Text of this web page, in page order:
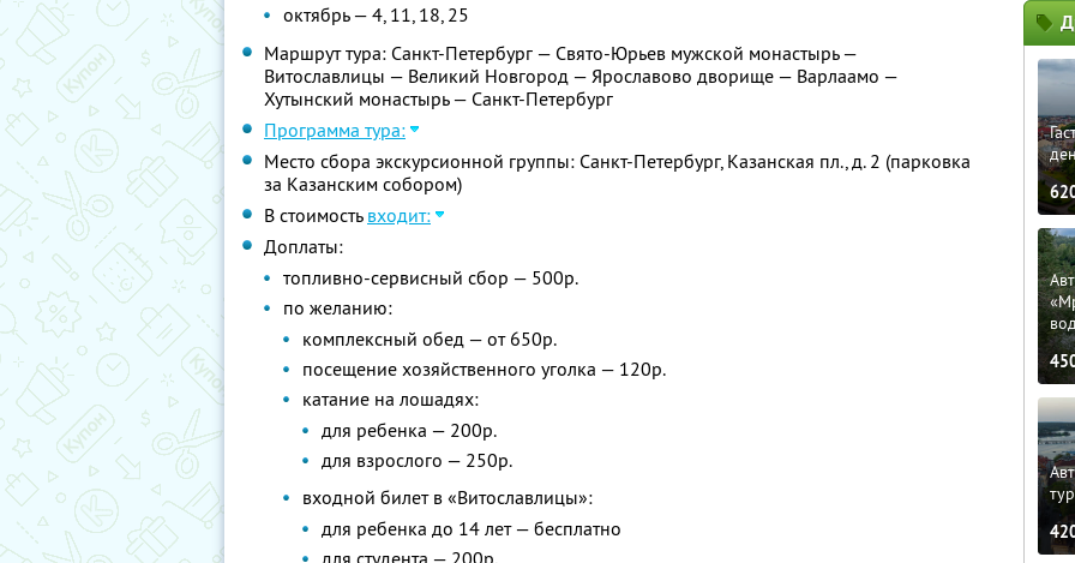
октябрь — 4, 11, 18, 25
Маршрут тура: Санкт-Петербург — Свято-Юрьев мужской монастырь —
Витославлицы — Великий Новгород — Ярославово дворище — Варлаамо —
Хутынский монастырь — Санкт-Петербург
Программа тура:
Место сбора экскурсионной группы: Санкт-Петербург, Казанская пл., д. 2 (парковка
за Казанским собором)
В стоимость входит:
Доплаты:
топливно-сервисный сбор — 500р.
по желанию:
комплексный обед — от 650р.
посещение хозяйственного уголка — 120р.
катание на лошадях:
для ребенка — 200р.
для взрослого — 250р.
входной билет в «Витославлицы»:
для ребенка до 14 лет — бесплатно
для студента — 200р.